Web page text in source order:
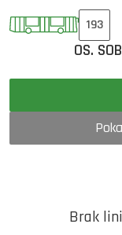
193
OS.
Brak